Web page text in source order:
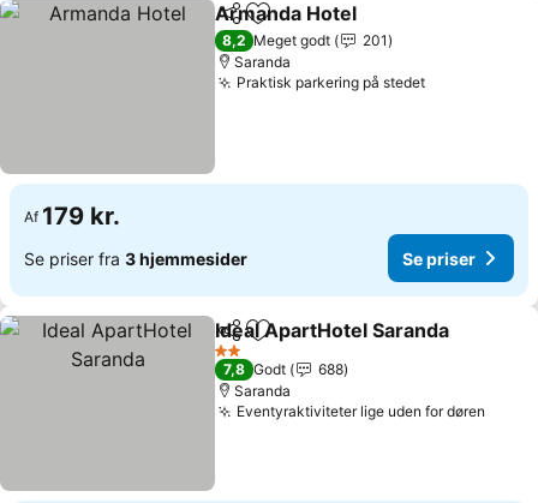
Del Føj til favoritter
Armanda Hotel
8,2 Meget godt
201
Saranda
Praktisk parkering på stedet
Af 179 kr.
Se priser fra 3 hjemmesider Se priser
Del Føj til favoritter
Ideal ApartHotel Saranda
2 Stjerner
7,8 Godt
688
Saranda
Eventyraktiviteter lige uden for døren